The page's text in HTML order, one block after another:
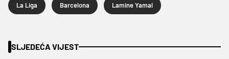
La Liga Barcelona Lamine Yamal
SLJEDEĆA VIJEST